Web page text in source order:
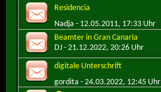
Residencia
Nadja - 12.05.2011, 17:33 Uhr
Beamter in Gran Canaria
DJ - 21.12.2022, 20:26 Uhr
digitale Unterschrift
gordita - 24.03.2022, 12:45 Uhr